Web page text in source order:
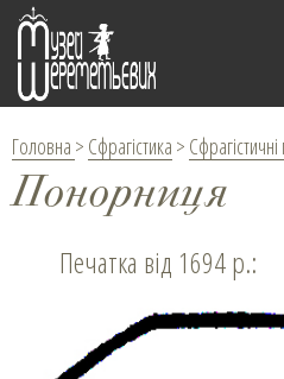
Головна > Сфрагістика >
Понорниця
Печатка від 1694 р.: